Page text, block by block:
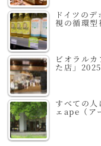
ドイツの
視の循環型
ビオラル
た店」
すべての
ェape（ア